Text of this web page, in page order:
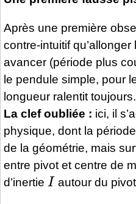
Après une première
contre-intuitif
avancer (période plus
le pendule simple, pour
longueur ralentit toujours.
La clef oubliée : ici, il
physique, dont la
de la géométrie, mais
entre pivot et centre de
d’inertie
I
autour du